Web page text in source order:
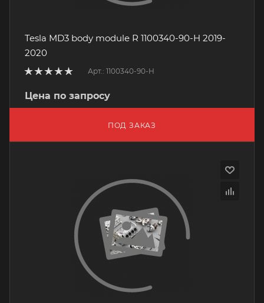
Tesla MD3 body module R 1100340-90-H 2019-
2020
Арт.: 1100340-90-H
Цена по запросу
ПОД ЗАКАЗ